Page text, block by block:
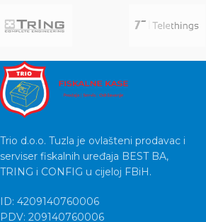
Trio d.o.o. Tuzla je ovlašteni prodavac i
serviser fiskalnih uređaja BEST BA,
TRING i CONFIG u cijeloj FBiH.
ID: 4209140760006
PDV: 209140760006